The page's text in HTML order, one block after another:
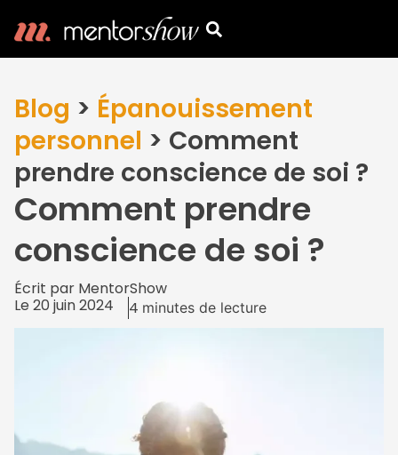
Blog > Épanouissement
personnel > Comment
prendre conscience de soi ?
Comment prendre
conscience de soi ?
Écrit par MentorShow
Le 20 juin 2024 4 minutes de lecture